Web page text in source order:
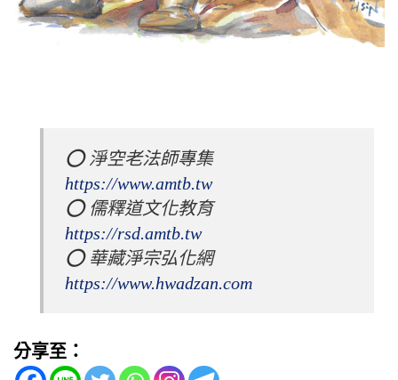
⭕️ 淨空老法師專集
https://www.amtb.tw
⭕️ 儒釋道文化教育
https://rsd.amtb.tw
⭕️ 華藏淨宗弘化網
https://www.hwadzan.com
分享至：